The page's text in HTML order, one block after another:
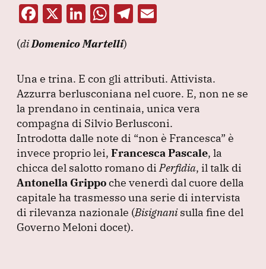
F
c
e
b
o
o
k
X Li
k
e
dI
n
W
at
s
A
p
p
T
gr
a
m
l
(diDomenico Martelli)
Una e trina. E con gli attributi. Attivista.
Azzurra berlusconiana nel cuore. E, non ne se
la prendano in centinaia, unica vera
compagna di Silvio Berlusconi.
Introdotta dalle note di “non è Francesca” è
invece proprio lei, Francesca Pascale, la
chicca del salotto romano di Perfidia, il talk di
Antonella Grippoche venerdì dal cuore della
capitale ha trasmesso una serie di intervista
di rilevanza nazionale (Bisignanisulla fine del
Governo Meloni docet).